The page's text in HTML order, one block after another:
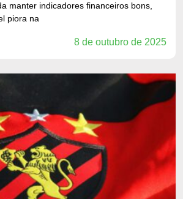
manter indicadores financeiros bons,
piora na
8 de outubro de 2025